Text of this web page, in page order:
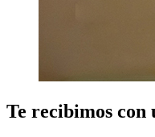
Te recibimos con